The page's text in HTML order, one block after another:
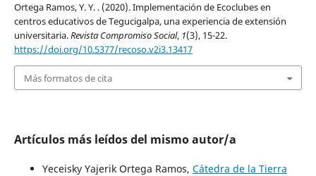
Ortega Ramos, Y. Y. . (2020). Implementación de Ecoclubes en
centros educativos de Tegucigalpa, una experiencia de extensión
universitaria.Revista Compromiso Social, 1(3), 15-22.
https://doi.org/10.5377/recoso.v2i3.13417
Más formatos de cita
Artículos más leídos del mismo autor/a
Yeceisky Yajerik Ortega Ramos, Cátedra de la Tierra